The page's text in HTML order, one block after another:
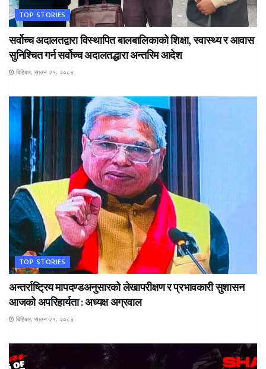
TOP STORIES
सर्वोच्च अदालतद्वारा विस्थापित बालबालिकाको शिक्षा, स्वास्थ्य र आवास
सुनिश्चित गर्न सर्वोच्च अदालतद्धारा अन्तरिम आदेश
बिहिबार, साउन २१, २०८३
TOP STORIES
अन्तर्राष्ट्रिय मापदण्डअनुसारको लेखापरीक्षण र प्रभावकारी सुशासन
आजको अपरिहार्यता : अध्यक्ष अग्रवाल
बिहिबार, साउन २१, २०८३